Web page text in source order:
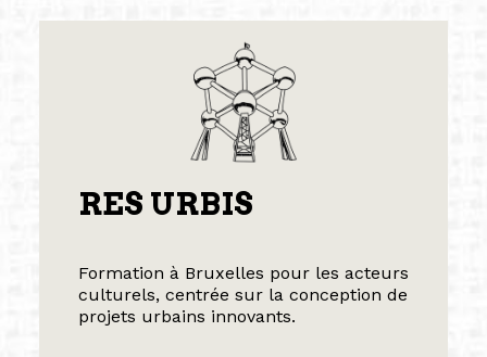
RES URBIS
Formation à Bruxelles pour les acteurs
culturels, centrée sur la conception de
projets urbains innovants.